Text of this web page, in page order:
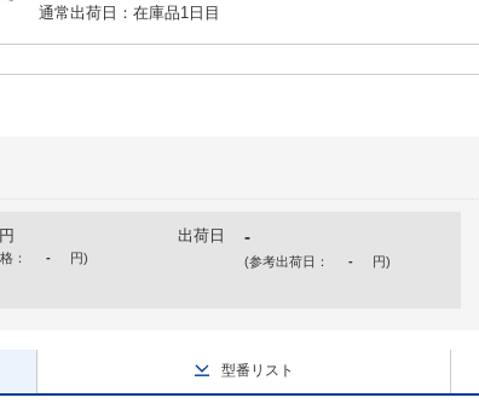
通常出荷日：在庫品1日目
円
： - 円)
出荷日 -
(参考出荷日： - 円)
型番リスト